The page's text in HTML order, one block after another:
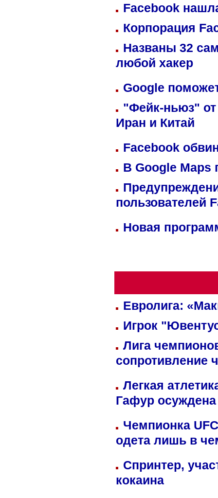
Facebook
Корпорация
Названы 32
любой хакер
Google
"Фейк-ньюз" от
Иран и Китай
Facebook
В Google Maps
пользователей
Новая
Евролига:
Игрок
Лига
сопротивление
Легкая
Гафур осуждена
Чемпионка
одета лишь в
Спринтер,
кокаина